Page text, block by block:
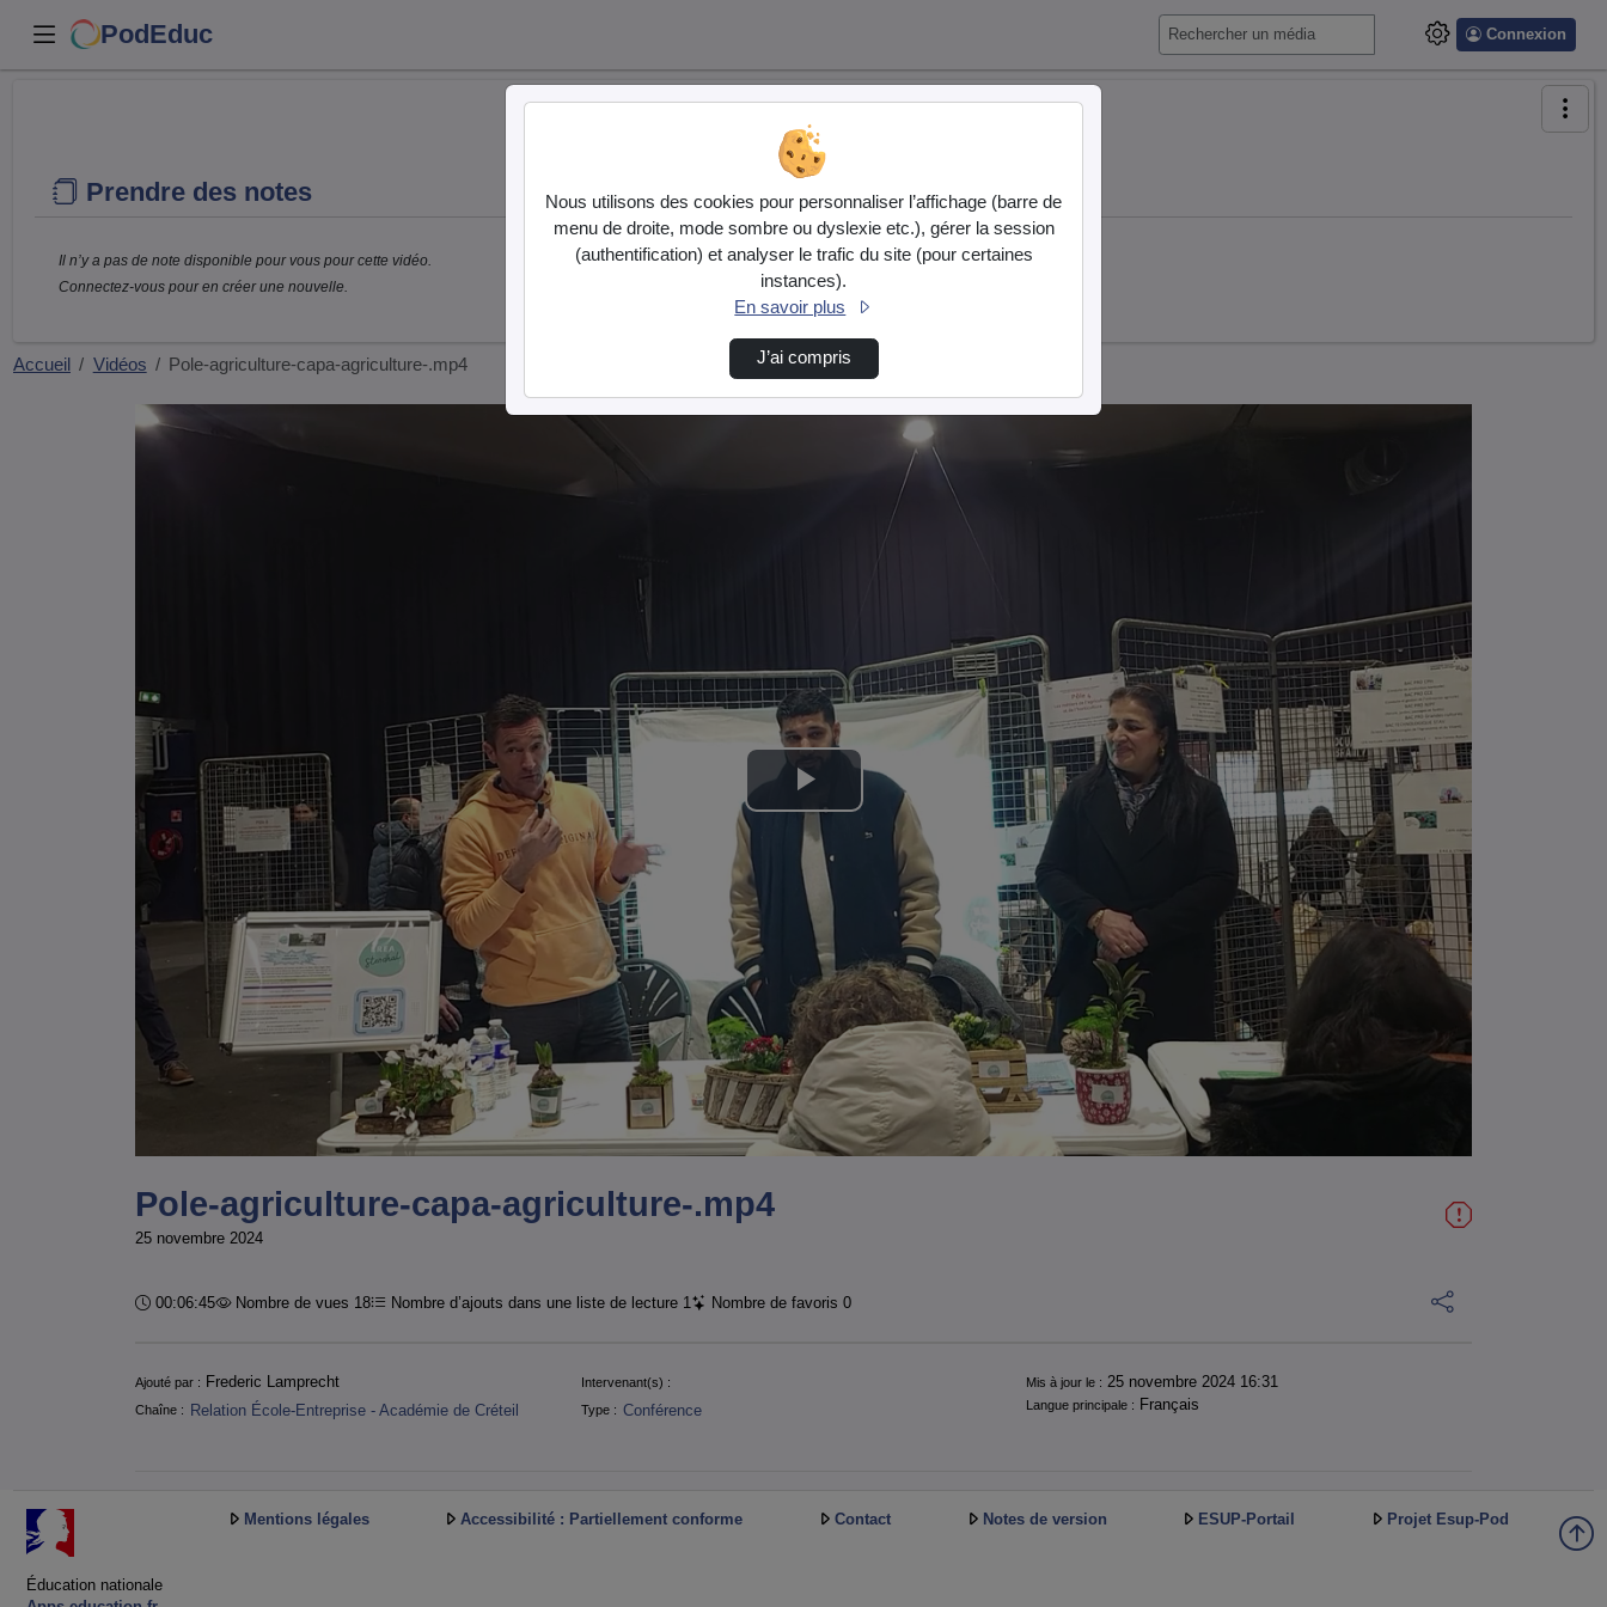
PodEduc Connexion
Prendre des notes
Il n’y a pas de note disponible pour vous pour cette vidéo.
Connectez-vous pour en créer une nouvelle.
Accueil Vidéos Pole-agriculture-capa-agriculture-.mp4
Lire
la
vidéo
Pole-agriculture-capa-agriculture-.mp4
25 novembre 2024
Durée :
00:06:45 Nombre de vues 18 Nombre d’ajouts dans une liste de lecture 1 Nombre de favoris 0
Informations
Ajouté par : Frederic Lamprecht Intervenant(s) : Mis à jour le : 25 novembre 2024 16:31
Chaîne : Relation École-Entreprise - Académie de Créteil Type : Conférence Langue principale : Français
Éducation nationale
Mentions légales Accessibilité : Partiellement conforme Contact Notes de version ESUP-Portail Projet Esup-Pod
Nous utilisons des cookies pour personnaliser l’affichage (barre de
menu de droite, mode sombre ou dyslexie etc.), gérer la session
(authentification) et analyser le trafic du site (pour certaines
instances).
En savoir plus
J’ai compris